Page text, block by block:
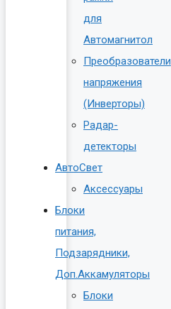
для
Автомагнитол
Преобразователи
напряжения
(Инверторы)
Радар-
детекторы
АвтоСвет
Аксессуары
Блоки
питания,
Подзарядники,
Доп.Аккамуляторы
Блоки